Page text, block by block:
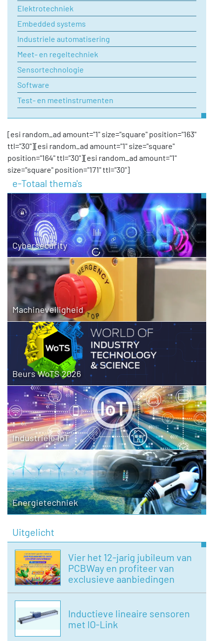
Elektrotechniek
Embedded systems
Industriele automatisering
Meet- en regeltechniek
Sensortechnologie
Software
Test- en meetinstrumenten
[esi random_ad amount="1" size="square" position="163"
ttl="30"][esi random_ad amount="1" size="square"
position="164" ttl="30"][esi random_ad amount="1"
size="square" position="171" ttl="30"]
e-Totaal thema's
Cybersecurity
Machineveiligheid
Beurs WoTS 2026
Industriële IoT
Energietechniek
Uitgelicht
Vier het 12-jarig jubileum van
PCBWay en profiteer van
exclusieve aanbiedingen
Inductieve lineaire sensoren
met IO-Link